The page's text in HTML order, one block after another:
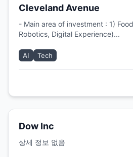
Cleveland Avenue
- Main area of investment : 1)
Robotics, Digital Experience)...
AI Tech
Dow Inc
상세 정보 없음